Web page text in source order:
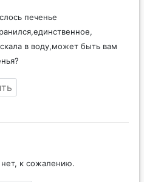
печенье
в воду,может быть вам
к сожалению.